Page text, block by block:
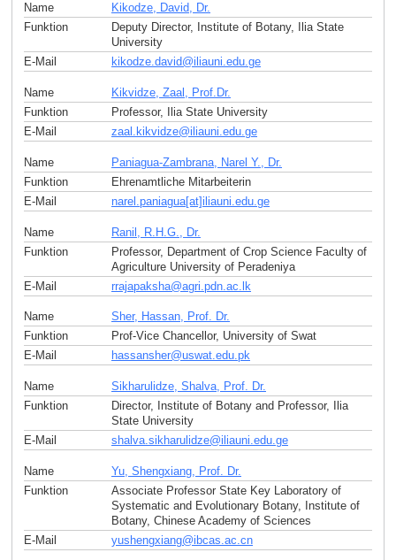
Name
Kikodze, David, Dr.
Funktion
Deputy Director, Institute of Botany, Ilia State
University
E-Mail
kikodze.david@iliauni.edu.ge
Name
Kikvidze, Zaal, Prof.Dr.
Funktion
Professor, Ilia State University
E-Mail
zaal.kikvidze@iliauni.edu ge
Name
Paniagua-Zambrana, Narel Y., Dr.
Funktion
Ehrenamtliche Mitarbeiterin
E-Mail
narel.paniagua[at]iliauni.edu ge
Name
Ranil, R.H.G., Dr.
Funktion
Professor, Department of Crop Science Faculty of
Agriculture University of Peradeniya
E-Mail
rrajapaksha@agri.pdn.ac lk
Name
Sher, Hassan, Prof. Dr.
Funktion
Prof-Vice Chancellor, University of Swat
E-Mail
hassansher@uswat.edu.pk
Name
Sikharulidze, Shalva, Prof. Dr.
Funktion
Director, Institute of Botany and Professor, Ilia
State University
E-Mail
shalva.sikharulidze@iliauni.edu.ge
Name
Yu, Shengxiang, Prof. Dr.
Funktion
Associate Professor State Key Laboratory of
Systematic and Evolutionary Botany, Institute of
Botany, Chinese Academy of Sciences
E-Mail
yushengxiang@ibcas.ac cn